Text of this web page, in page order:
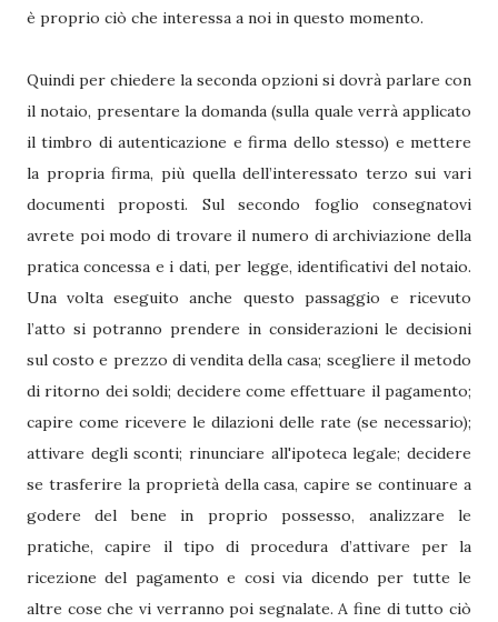
è proprio ciò che interessa a noi in questo momento.
Quindi per chiedere la seconda opzioni si dovrà parlare con
il notaio, presentare la domanda (sulla quale verrà applicato
il timbro di autenticazione e firma dello stesso) e mettere
la propria firma, più quella dell’interessato terzo sui vari
documenti proposti. Sul secondo foglio consegnatovi
avrete poi modo di trovare il numero di archiviazione della
pratica concessa e i dati, per legge, identificativi del notaio.
Una volta eseguito anche questo passaggio e ricevuto
l’atto si potranno prendere in considerazioni le decisioni
sul costo e prezzo di vendita della casa; scegliere il metodo
di ritorno dei soldi; decidere come effettuare il pagamento;
capire come ricevere le dilazioni delle rate (se necessario);
attivare degli sconti; rinunciare all'ipoteca legale; decidere
se trasferire la proprietà della casa, capire se continuare a
godere del bene in proprio possesso, analizzare le
pratiche, capire il tipo di procedura d’attivare per la
ricezione del pagamento e cosi via dicendo per tutte le
altre cose che vi verranno poi segnalate. A fine di tutto ciò